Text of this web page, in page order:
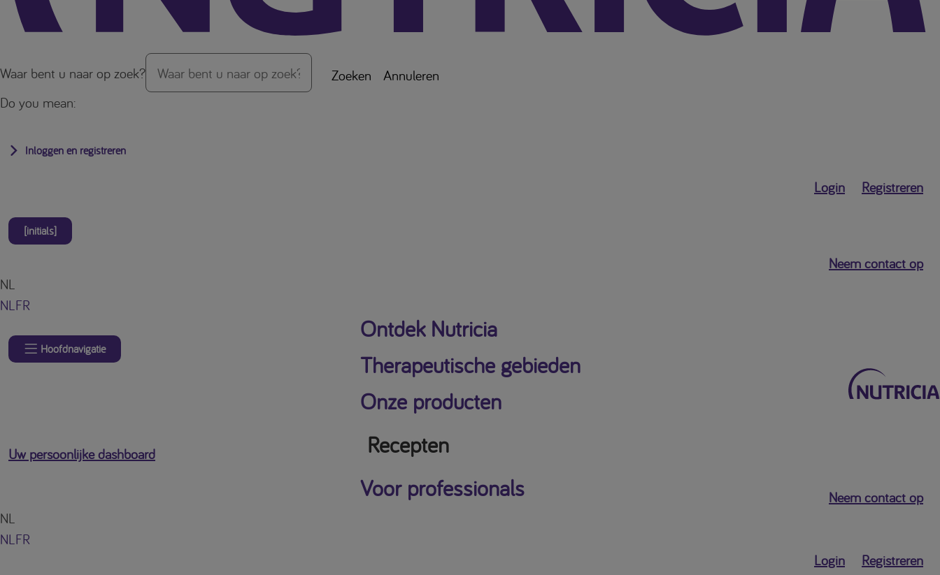
Waar bent u naar op zoek? Zoeken
Annuleren
Do you mean:
Inloggen en registreren
Login Registreren
[initials]
Neem contact op
NL
NLFR
Hoofdnavigatie
dashboard
Ontdek Nutricia
Therapeutische gebieden
Onze producten
Recepten
Voor professionals
Uw persoonlijke dashboard
Neem contact op
NL
NLFR
Login
Registreren